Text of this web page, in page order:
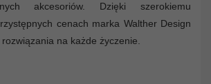
akcesoriów. Dzięki szerokiemu
cenach marka Walther Design
na każde życzenie.